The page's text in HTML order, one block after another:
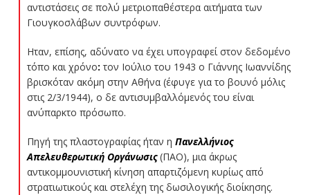
αντιστάσεις σε πολύ μετριοπαθέστερα αιτήματα των
Γιουγκοσλάβων συντρόφων.
Ηταν, επίσης, αδύνατο να έχει υπογραφεί στον δεδομένο
τόπο και χρόνο: τον Ιούλιο του 1943 ο Γιάννης Ιωαννίδης
βρισκόταν ακόμη στην Αθήνα (έφυγε για το βουνό μόλις
στις 2/3/1944), ο δε αντισυμβαλλόμενός του είναι
ανύπαρκτο πρόσωπο.
Πηγή της πλαστογραφίας ήταν η Πανελλήνιος
Απελευθερωτική Οργάνωσις(ΠΑΟ), μια άκρως
αντικομμουνιστική κίνηση απαρτιζόμενη κυρίως από
στρατιωτικούς και στελέχη της δωσιλογικής διοίκησης.